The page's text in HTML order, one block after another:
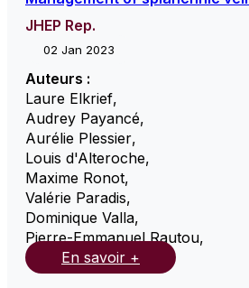
JHEP Rep.
02 Jan 2023
Auteurs :
Laure Elkrief,
Audrey Payancé,
Aurélie Plessier,
Louis d'Alteroche,
Maxime Ronot,
Valérie Paradis,
Dominique Valla,
Pierre-Emmanuel Rautou,
En savoir +